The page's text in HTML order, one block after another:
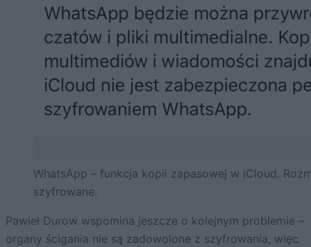
WhatsApp – funkcja kopii zapasowej w iCloud.
szyfrowane.
Pawieł Durow wspomina jeszcze o kolejnym problemie –
organy ścigania nie są zadowolone z szyfrowania, więc